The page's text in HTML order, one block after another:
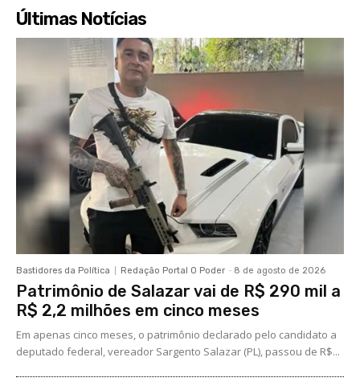
Últimas Notícias
Bastidores da Política Redação Portal O Poder - 8 de agosto de 2026
Patrimônio de Salazar vai de R$ 290 mil a
R$ 2,2 milhões em cinco meses
Em apenas cinco meses, o patrimônio declarado pelo candidato a
deputado federal, vereador Sargento Salazar (PL), passou de R$...